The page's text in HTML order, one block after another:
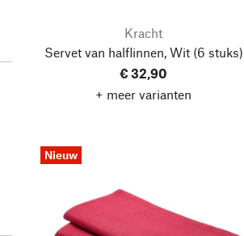
Kracht
Servet van halflinnen, Wit(6 stuks)
€ 32,90
+ meer varianten
Nieuw